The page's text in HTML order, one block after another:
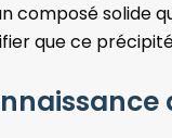
composé solide
que ce